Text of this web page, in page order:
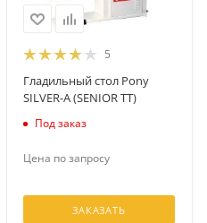
5
Гладильный стол Pony
SILVER-А (SENIOR TT)
Под заказ
Цена по запросу
ЗАКАЗАТЬ